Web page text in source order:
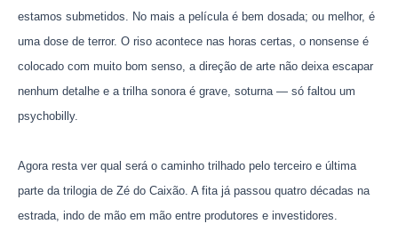
estamos submetidos. No mais a película é bem dosada; ou melhor, é
uma dose de terror. O riso acontece nas horas certas, o nonsense é
colocado com muito bom senso, a direção de arte não deixa escapar
nenhum detalhe e a trilha sonora é grave, soturna — só faltou um
psychobilly.
Agora resta ver qual será o caminho trilhado pelo terceiro e última
parte da trilogia de Zé do Caixão. A fita já passou quatro décadas na
estrada, indo de mão em mão entre produtores e investidores.